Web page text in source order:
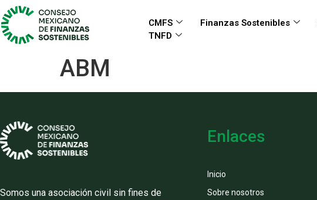
CMFS Finanzas Sostenibles
TNFD
ABM
Somos una asociación civil sin fines de
Enlaces
Inicio
Sobre nosotros